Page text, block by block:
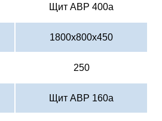
Щит АВР 400а
1800х800х450
250
Щит АВР 160а